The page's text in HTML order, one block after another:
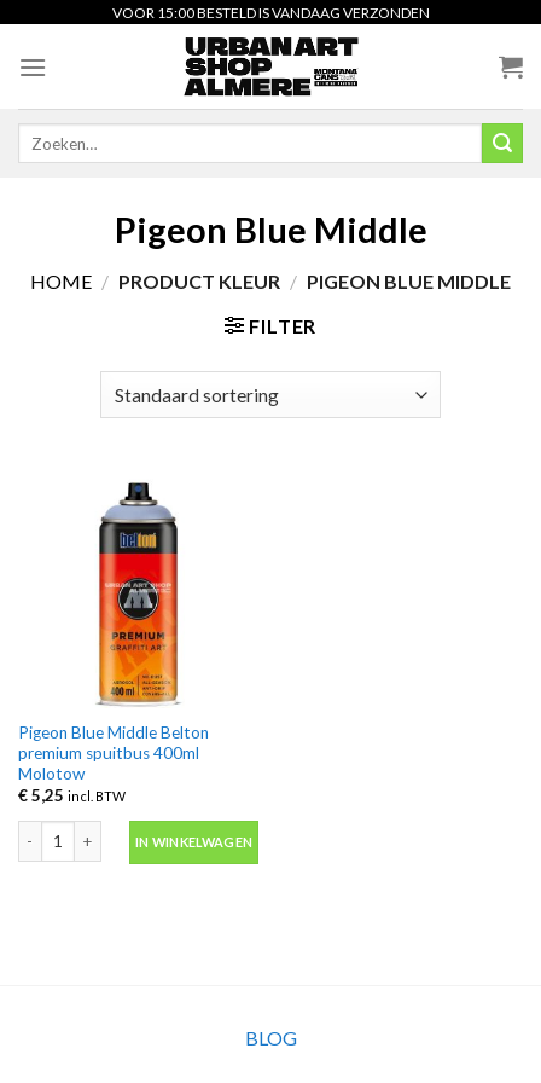
content
VOOR 15:00 BESTELD IS VANDAAG VERZONDEN
Pigeon Blue Middle
HOME / PRODUCT KLEUR / PIGEON BLUE MIDDLE
FILTER
Pigeon Blue Middle Belton
premium spuitbus 400ml
Molotow
€5,25 incl. BTW
Pigeon Blue Middle Belton premium spuitbus 400ml Molotow aantal
IN WINKELWAGEN
BLOG